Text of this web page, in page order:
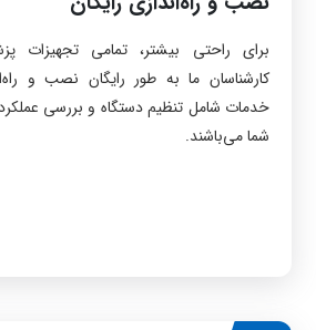
برای راحتی بیشتر، تمامی تجهیزات
کارشناسان ما به طور رایگان نصب و
خدمات شامل تنظیم دستگاه و بررسی
شما می‌باشند.